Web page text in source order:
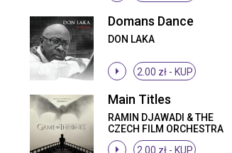
Domans Dance
DON LAKA
2.00 zł - KUP
Main Titles
RAMIN DJAWADI & THE
CZECH FILM ORCHESTRA
AND ORCHESTRA
2.00 zł - KUP